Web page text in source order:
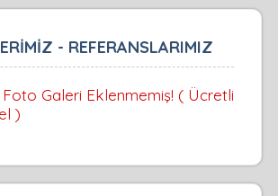
- REFERANSLARIMIZ
Galeri Eklenmemiş! ( Ücretli
)